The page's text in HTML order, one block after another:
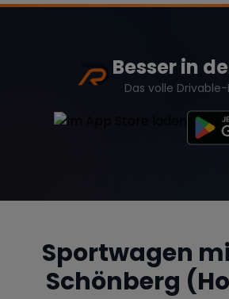
Besser in
Das volle Drivable-
Sportwagen
Schönberg